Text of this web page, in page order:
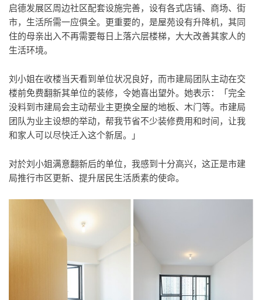
启德发展区周边社区配套设施完善，设有各式店铺、商场、街
市，生活所需一应俱全。更重要的，是屋苑设有升降机，其同
住的母亲出入不再需要每日上落六层楼梯，大大改善其家人的
生活环境。
刘小姐在收楼当天看到单位状况良好，而市建局团队主动在交
楼前免费翻新其单位的装修，令她喜出望外。她表示：「完全
没料到市建局会主动帮业主更换全屋的地板、木门等。市建局
团队为业主设想的举动，帮我节省不少装修费用和时间，让我
和家人可以尽快迁入这个新居。」
对於刘小姐满意翻新后的单位，我感到十分高兴，这正是市建
局推行市区更新、提升居民生活质素的使命。